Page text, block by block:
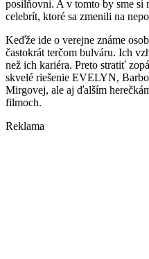
posilňovni. A v tomto by sme
celebrít, ktoré sa zmenili na
Keďže ide o verejne známe
častokrát terčom bulváru. Ich
než ich kariéra. Preto stratiť
skvelé riešenie EVELYN,
Mirgovej, ale aj ďalším
filmoch.
Reklama